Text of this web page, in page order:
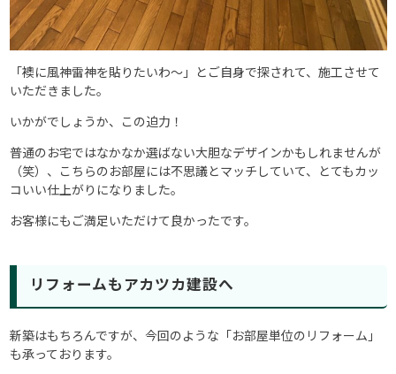
「襖に風神雷神を貼りたいわ～」とご自身で探されて、施工させて
いただきました。
いかがでしょうか、この迫力！
普通のお宅ではなかなか選ばない大胆なデザインかもしれませんが
（笑）、こちらのお部屋には不思議とマッチしていて、とてもカッ
コいい仕上がりになりました。
お客様にもご満足いただけて良かったです。
リフォームもアカツカ建設へ
新築はもちろんですが、今回のような「お部屋単位のリフォーム」
も承っております。